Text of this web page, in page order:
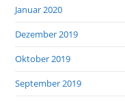
Januar 2020
Dezember 2019
Oktober 2019
September 2019